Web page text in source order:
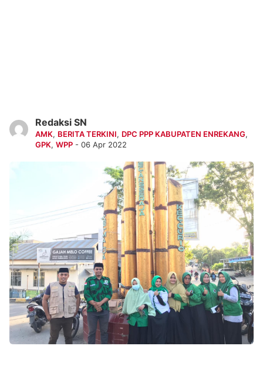
Redaksi SN
AMK, BERITA TERKINI, DPC PPP KABUPATEN ENREKANG,
GPK,WPP - 06 Apr 2022